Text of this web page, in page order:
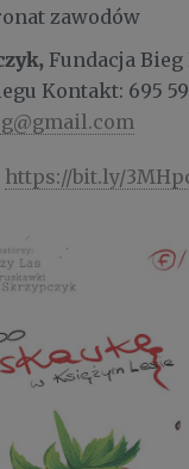
zawodów
Fundacja
Kontakt: 695
https://bit.ly/